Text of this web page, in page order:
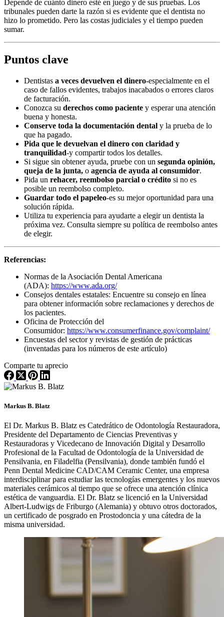
Depende de cuánto dinero esté en juego y de sus pruebas. Los
tribunales pueden darte la razón si es evidente que el dentista no
hizo lo prometido. Pero las costas judiciales y el tiempo pueden
sumar.
Puntos clave
Dentistas a veces devuelven el dinero-especialmente en el
caso de fallos evidentes, trabajos inacabados o errores claros
de facturación.
Conozca su derechos como paciente y esperar una atención
buena y honesta.
Conserve toda la documentación dental y la prueba de lo
que ha pagado.
Pida que le devuelvan el dinero con claridad y
tranquilidad-y compartir todos los detalles.
Si sigue sin obtener ayuda, pruebe con un segunda opinión,
queja de la junta, o agencia de ayuda al consumidor.
Pida un rehacer, reembolso parcial o crédito si no es
posible un reembolso completo.
Guardar todo el papeleo-es su mejor oportunidad para una
solución rápida.
Utiliza tu experiencia para ayudarte a elegir un dentista la
próxima vez. Consulta siempre su política de reembolso antes
de elegir.
Referencias:
Normas de la Asociación Dental Americana
(ADA): https://www.ada.org/
Consejos dentales estatales: Encuentre su consejo en línea
para obtener información sobre reclamaciones y derechos de
los pacientes.
Oficina de Protección del
Consumidor: https://www.consumerfinance.gov/complaint/
Encuestas del sector y revistas de gestión de prácticas
(inventadas para los números de este artículo)
Comparte tu aprecio
Markus B. Blatz
El Dr. Markus B. Blatz es Catedrático de Odontología Restauradora,
Presidente del Departamento de Ciencias Preventivas y
Restauradoras y Vicedecano de Innovación Digital y Desarrollo
Profesional de la Facultad de Odontología de la Universidad de
Pensilvania, en Filadelfia (Pensilvania), donde también fundó el
Penn Dental Medicine CAD/CAM Ceramic Center, una empresa
interdisciplinar para estudiar las tecnologías emergentes y los nuevos
materiales cerámicos al tiempo que se ofrece una atención clínica
estética de vanguardia. El Dr. Blatz se licenció en la Universidad
Albert-Ludwigs de Friburgo (Alemania) y obtuvo otros doctorados,
un certificado de posgrado en Prostodoncia y una cátedra de la
misma universidad.